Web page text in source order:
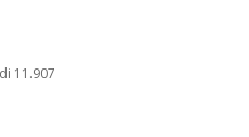
11.907